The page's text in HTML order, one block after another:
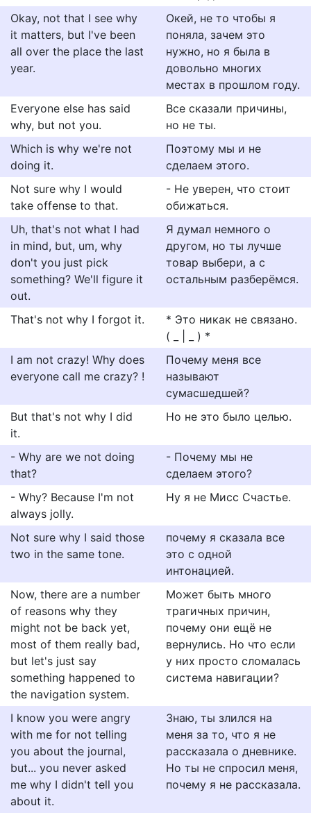
Okay, not that I see why
it matters, but I've been
all over the place the last
year.
Окей, не то чтобы я
поняла, зачем это
нужно, но я была в
довольно многих
местах в прошлом году.
Everyone else has said
why, but not you.
Все сказали причины,
но не ты.
Which is why we're not
doing it.
Поэтому мы и не
сделаем этого.
Not sure why I would
take offense to that.
- Не уверен, что стоит
обижаться.
Uh, that's not what I had
in mind, but, um, why
don't you just pick
something? We'll figure it
out.
Я думал немного о
другом, но ты лучше
товар выбери, а с
остальным разберёмся.
That's not why I forgot it.
* Это никак не связано.
( _ | _ ) *
I am not crazy! Why does
everyone call me crazy? !
Почему меня все
называют
сумасшедшей?
But that's not why I did
it.
Но не это было целью.
- Why are we not doing
that?
- Почему мы не
сделаем этого?
- Why? Because I'm not
always jolly.
Ну я не Мисс Счастье.
Not sure why I said those
two in the same tone.
почему я сказала все
это с одной
интонацией.
Now, there are a number
of reasons why they
might not be back yet,
most of them really bad,
but let's just say
something happened to
the navigation system.
Может быть много
трагичных причин,
почему они ещё не
вернулись. Но что если
у них просто сломалась
система навигации?
I know you were angry
with me for not telling
you about the journal,
but... you never asked
me why I didn't tell you
about it.
Знаю, ты злился на
меня за то, что я не
рассказала о дневнике.
Но ты не спросил меня,
почему я не рассказала.